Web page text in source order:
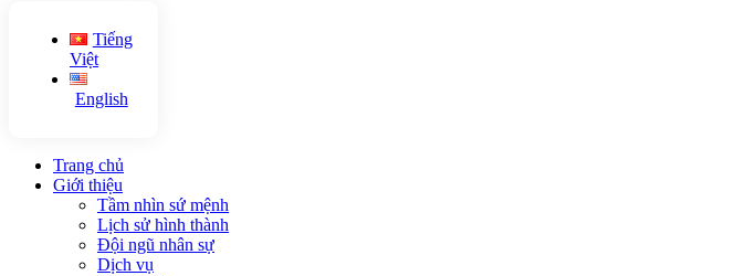
Tiếng
Việt
English
Trang chủ
Giới thiệu
Tầm nhìn sứ mệnh
Lịch sử hình thành
Đội ngũ nhân sự
Dịch vụ